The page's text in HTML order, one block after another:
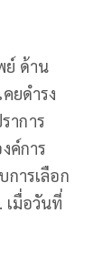
ย์ ด้าน
ยดำรง
าการ
ค์การ
ารเลือก
เมื่อวันที่